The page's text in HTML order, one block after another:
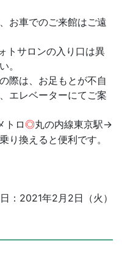
お車でのご来館はご遠
トサロンの入り口は異
。
際は、お足もとが不自
エレベーターにてご案
トロ◎丸の内線東京駅→
り換えると便利です。
：2021年2月2日（火）